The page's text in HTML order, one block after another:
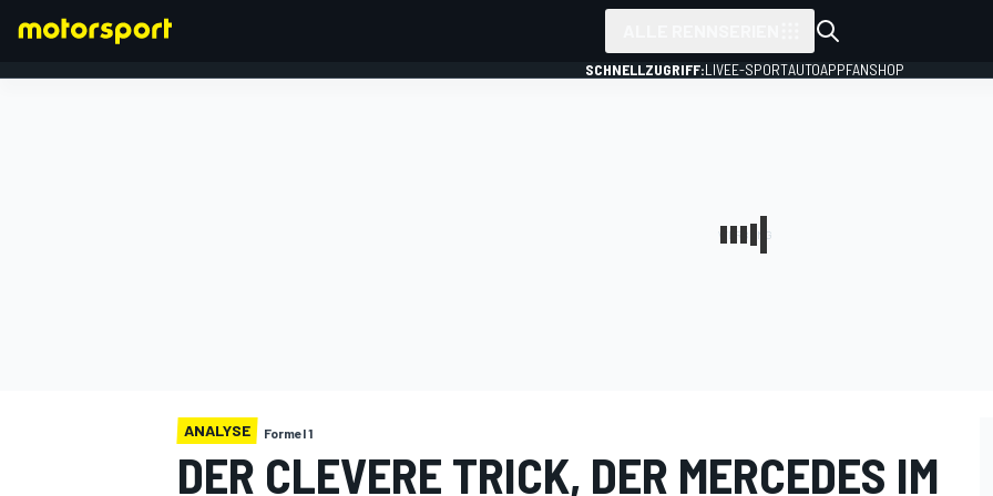
SCHNELLZUGRIFF:LIVEE-SPORTAUTOAPPFANSHOP
ANALYSE Formel 1
DER CLEVERE TRICK, DER MERCEDES IM